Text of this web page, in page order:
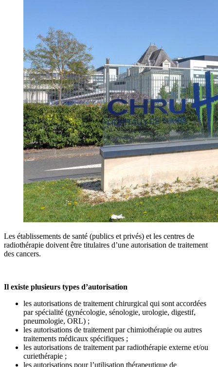
Les établissements de santé (publics et privés) et les centres de
radiothérapie doivent être titulaires d’une autorisation de traitement
des cancers.
Il existe plusieurs types d’autorisation
les autorisations de traitement chirurgical qui sont accordées
par spécialité (gynécologie, sénologie, urologie, digestif,
pneumologie, ORL) ;
les autorisations de traitement par chimiothérapie ou autres
traitements médicaux spécifiques ;
les autorisations de traitement par radiothérapie externe et/ou
curiethérapie ;
les autorisations pour l’utilisation thérapeutique de